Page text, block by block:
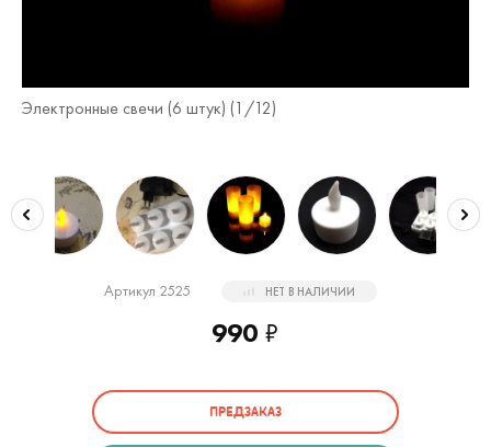
Электронные свечи (6 штук) (1 /12)
Артикул 2525 НЕТ В НАЛИЧИИ
990 ₽
ПРЕДЗАКАЗ